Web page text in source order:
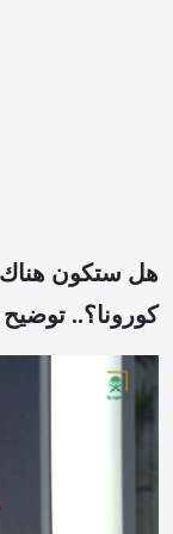
هل ستكون هناك
كورونا؟..